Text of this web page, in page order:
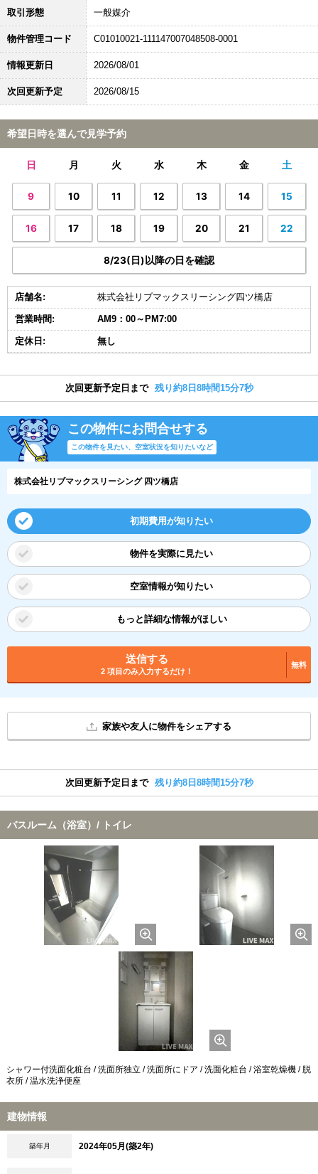
取引形態 一般媒介
物件管理コード C01010021-111147007048508-0001
情報更新日 2026/08/01
次回更新予定 2026/08/15
希望日時を選んで見学予約
日 月 火 水 木 金 土
9 10 11 12 13 14 15
16 17 18 19 20 21 22
8/23(日)以降の日を確認
店舗名: 株式会社リブマックスリーシング四ツ橋店
営業時間: AM9：00～PM7:00
定休日: 無し
次回更新予定日まで 残り約8日8時間15分6秒
この物件にお問合せする
この物件を見たい、空室状況を知りたいなど
株式会社リブマックスリーシング 四ツ橋店
初期費用が知りたい
物件を実際に見たい
空室情報が知りたい
もっと詳細な情報がほしい
送信する
2 項目のみ入力するだけ！
無料
家族や友人に物件をシェアする
次回更新予定日まで 残り約8日8時間15分6秒
バスルーム（浴室）/ トイレ
シャワー付洗面化粧台 / 洗面所独立 / 洗面所にドア / 洗面化粧台 / 浴室乾燥機 / 脱
衣所 / 温水洗浄便座
建物情報
築年月 2024年05月(築2年)